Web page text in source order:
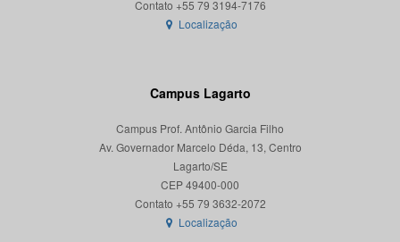
Localização
Campus Lagarto
Campus Prof. Antônio Garcia Filho
Av. Governador Marcelo Déda, 13, Centro
Lagarto/SE
CEP 49400-000
Localização